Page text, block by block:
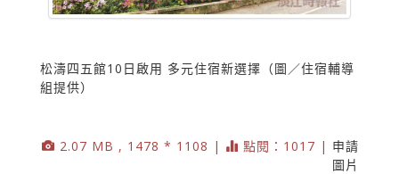
松濤四五館10日啟用 多元住宿新選擇（圖／住宿輔導
組提供）
2.07 MB , 1478 * 1108 | 點閱：1017 | 申請
圖片